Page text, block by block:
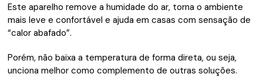
Este aparelho remove a humidade do ar, torna o ambiente
mais leve e confortável e ajuda em casas com sensação de
“calor abafado”.
Porém, não baixa a temperatura de forma direta, ou seja,
unciona melhor como complemento de outras soluções.